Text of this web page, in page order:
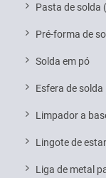
Pasta de solda
Pré-forma de
Solda em pó
Esfera de solda
Limpador a
Lingote de
Liga de metal